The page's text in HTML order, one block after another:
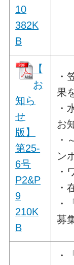
10
382K
B
【
お
知ら
せ
版】
第25-
6号
P2&P
9
210K
B
・
果
・
お
・
ン
・
・
・
募
・